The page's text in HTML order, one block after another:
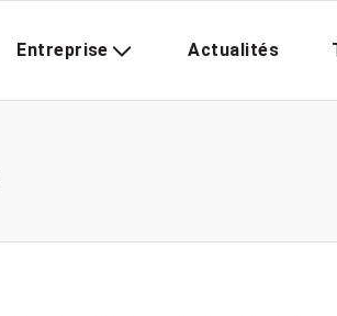
Entreprise Actualités